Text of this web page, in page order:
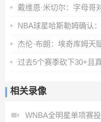
杰伦·布朗：埃奇库姆天
相关录像
WNBA全明星单项赛